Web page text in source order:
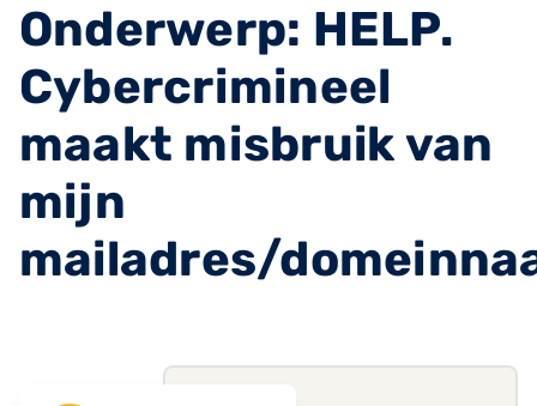
Onderwerp: HELP.
Cybercrimineel
maakt misbruik van
mijn
mailadres/